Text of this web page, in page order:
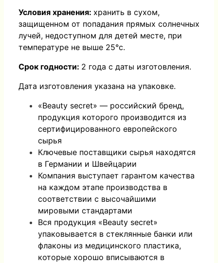
Условия хранения: хранить в сухом,
защищенном от попадания прямых солнечных
лучей, недоступном для детей месте, при
температуре не выше 25°с.
Срок годности: 2 года с даты изготовления.
Дата изготовления указана на упаковке.
«Beauty secret» — российский бренд,
продукция которого производится из
сертифицированного европейского
сырья
Ключевые поставщики сырья находятся
в Германии и Швейцарии
Компания выступает гарантом качества
на каждом этапе производства в
соответствии с высочайшими
мировыми стандартами
Вся продукция «Beauty secret»
упаковывается в стеклянные банки или
флаконы из медицинского пластика,
которые хорошо вписываются в